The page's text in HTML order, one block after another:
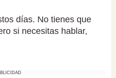
días. No tienes que
si necesitas hablar,